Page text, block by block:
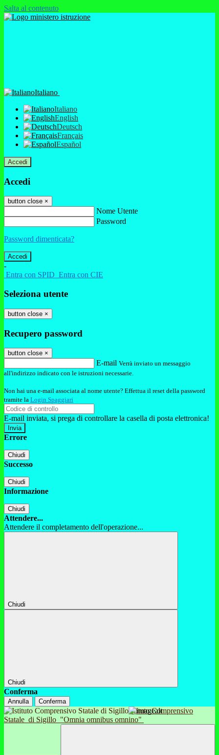
Salta al contenuto
Italiano
Italiano
English
Deutsch
Français
Español
Accedi
Accedi
button close ×
Nome Utente
Password
Password dimenticata?
-
Entra con SPID Entra con CIE
Seleziona utente
button close ×
Recupero password
button close ×
E-mail Verrà inviato un messaggio
all'indirizzo indicato con le istruzioni necessarie.
Non hai una e-mail associata al nome utente? Effettua il reset della password
tramite la Login Spaggiari
E-mail inviata, si prega di controllare la casella di posta elettronica!
Errore
Chiudi
Successo
Chiudi
Informazione
Chiudi
Attendere...
Attendere il completamento dell'operazione...
Chiudi
Chiudi
Conferma
Annulla Conferma
Istituto Comprensivo
Statale di Sigillo "Omnia omnibus omnino"